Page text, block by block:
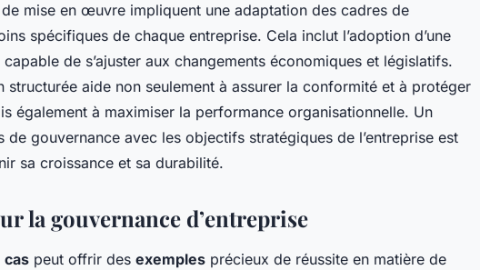
de mise en œuvre impliquent une adaptation des cadres de
spécifiques de chaque entreprise. Cela inclut l’adoption d’une
capable de s’ajuster aux changements économiques et législatifs.
structurée aide non seulement à assurer la conformité et à protéger
également à maximiser la performance organisationnelle. Un
de gouvernance avec les objectifs stratégiques de l’entreprise est
sa croissance et sa durabilité.
la gouvernance d’entreprise
cas peut offrir des exemples précieux de réussite en matière de